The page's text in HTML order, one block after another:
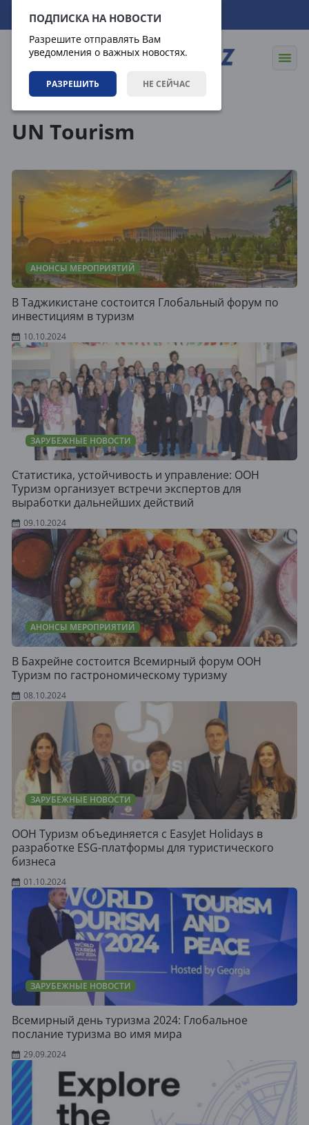
ПОДПИСКА НА НОВОСТИ
Разрешите отправлять Вам
уведомления о важных новостях.
РАЗРЕШИТЬ НЕ СЕЙЧАС
08.08.2026 08:54:24
UN Tourism
АНОНСЫ МЕРОПРИЯТИЙ
В Таджикистане состоится Глобальный форум по
инвестициям в туризм
10.10.2024
ЗАРУБЕЖНЫЕ НОВОСТИ
Статистика, устойчивость и управление: ООН
Туризм организует встречи экспертов для
выработки дальнейших действий
09.10.2024
АНОНСЫ МЕРОПРИЯТИЙ
В Бахрейне состоится Всемирный форум ООН
Туризм по гастрономическому туризму
08.10.2024
ЗАРУБЕЖНЫЕ НОВОСТИ
ООН Туризм объединяется с EasyJet Holidays в
разработке ESG-платформы для туристического
бизнеса
01.10.2024
ЗАРУБЕЖНЫЕ НОВОСТИ
Всемирный день туризма 2024: Глобальное
послание туризма во имя мира
29.09.2024